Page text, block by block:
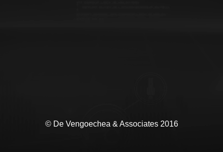
© De Vengoechea & Associates 2016